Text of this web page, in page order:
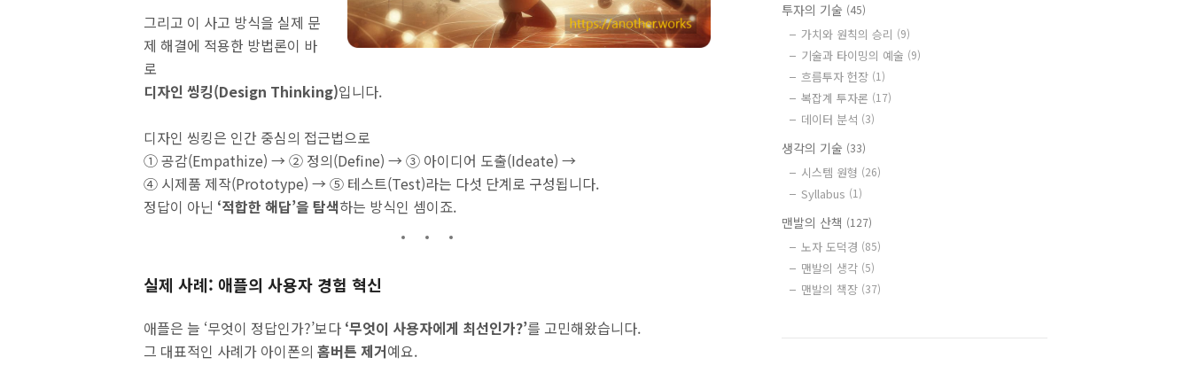
그리고 이 사고 방식을 실제 문
제 해결에 적용한 방법론이 바
로
디자인 씽킹(Design Thinking)입니다.
디자인 씽킹은 인간 중심의 접근법으로
① 공감(Empathize) → ② 정의(Define) → ③ 아이디어 도출(Ideate) →
④ 시제품 제작(Prototype) → ⑤ 테스트(Test)라는 다섯 단계로 구성됩니다.
정답이 아닌 ‘적합한 해답’을 탐색하는 방식인 셈이죠.
실제 사례: 애플의 사용자 경험 혁신
애플은 늘 ‘무엇이 정답인가?’보다 ‘무엇이 사용자에게 최선인가?’를 고민해왔습니다.
그 대표적인 사례가 아이폰의 홈버튼 제거예요.
투자의 기술 (45)
가치와 원칙의 승리 (9)
기술과 타이밍의 예술 (9)
흐름투자 헌장 (1)
복잡계 투자론 (17)
데이터 분석 (3)
생각의 기술 (33)
시스템 원형 (26)
Syllabus (1)
맨발의 산책 (127)
노자 도덕경 (85)
맨발의 생각 (5)
맨발의 책장 (37)